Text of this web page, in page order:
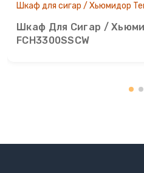
Шкаф для сигар / Хьюмидор
Шкаф Для Сигар /
FCH3300SSCW